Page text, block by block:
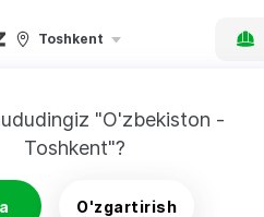
Toshkent
"O'zbekiston -
Toshkent"?
O'zgartirish
va ta’mirlash